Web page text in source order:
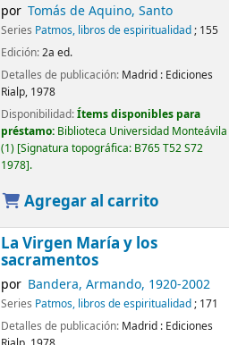
por Tomás de Aquino, Santo
Series Patmos, libros de espiritualidad; 155
Edición:2a ed.
Detalles de publicación: Madrid : Ediciones
Rialp, 1978
Disponibilidad:Ítems disponibles para
préstamo: Biblioteca Universidad Monteávila
(1) Signatura topográfica: B765 T52 S72
1978 .
Agregar al carrito
La Virgen María y los
sacramentos
por Bandera, Armando, 1920-2002
Series Patmos, libros de espiritualidad; 171
Detalles de publicación: Madrid : Ediciones